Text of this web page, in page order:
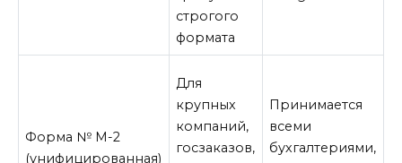
строгого
формата
Форма № М-2
(унифицированная)
Для
крупных
компаний,
госзаказов,
Принимается
всеми
бухгалтериями,